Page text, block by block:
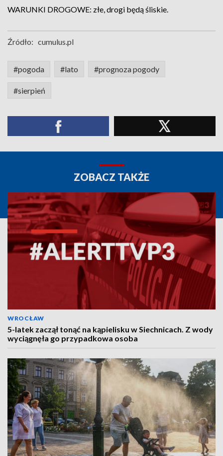
WARUNKI DROGOWE: złe, drogi będą śliskie.
Źródło: cumulus.pl
#pogoda #lato #prognoza pogody
#sierpień
ZOBACZ TAKŻE
WROCŁAW
5-latek zaczął tonąć na kąpielisku w Siechnicach. Z wody
wyciągnęła go przypadkowa osoba